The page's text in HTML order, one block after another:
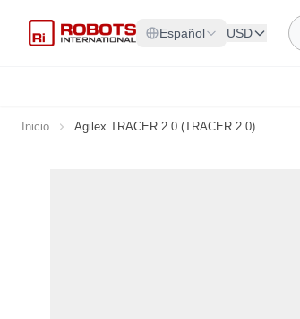
Español USD
Inicio Agilex TRACER 2.0 (TRACER 2.0)